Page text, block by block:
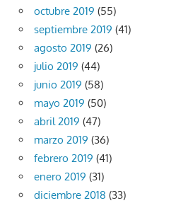
octubre 2019 (55)
septiembre 2019 (41)
agosto 2019 (26)
julio 2019 (44)
junio 2019 (58)
mayo 2019 (50)
abril 2019 (47)
marzo 2019 (36)
febrero 2019 (41)
enero 2019 (31)
diciembre 2018 (33)